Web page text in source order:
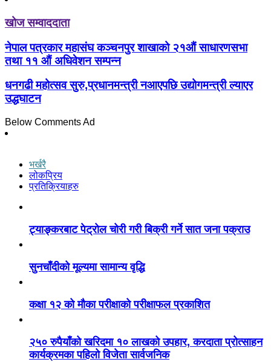
खोज सम्वाददाता
नेपाल पत्रकार महासंघ कञ्चनपुर शाखाको २१औं साधारणसभा
तथा ११ औं अधिवेशन सम्पन्न
धनगढी महोत्सव सुरु,प्रधानमन्त्री नआएपछि उद्योगमन्त्री ल्याएर
उद्धघाटन
Below Comments Ad
भर्खरै
लोकप्रिय
प्रतिक्रियाहरु
ट्याङ्करबाट पेट्रोल चोरी गरी बिक्री गर्ने सात जना पक्राउ
सुनचाँदीको मूल्यमा सामान्य वृद्धि
कक्षा १२ को मौका परीक्षाको परीक्षाफल प्रकाशित
२५० रुपैयाँको खरिदमा १० लाखको उपहार, करदाता प्रोत्साहन
कार्यक्रमका पहिलो विजेता सार्वजनिक